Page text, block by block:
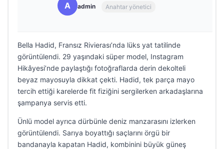
A admin Anahtar yönetici
Bella Hadid, Fransız Rivierası’nda lüks yat tatilinde
görüntülendi. 29 yaşındaki süper model, Instagram
Hikâyesi’nde paylaştığı fotoğraflarda derin dekolteli
beyaz mayosuyla dikkat çekti. Hadid, tek parça mayo
tercih ettiği karelerde fit fiziğini sergilerken arkadaşlarına
şampanya servis etti.
Ünlü model ayrıca dürbünle deniz manzarasını izlerken
görüntülendi. Sarıya boyattığı saçlarını örgü bir
bandanayla kapatan Hadid, kombinini büyük güneş